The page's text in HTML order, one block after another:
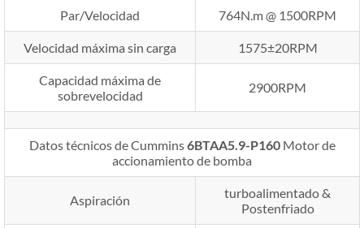
Par/Velocidad 764N.m @ 1500RPM
Velocidad máxima sin carga 1575±20RPM
Capacidad máxima de
sobrevelocidad
2900RPM
Datos técnicos de Cummins6BTAA5.9-P160 Motor de
accionamiento de bomba
Aspiración
turboalimentado &
Postenfriado